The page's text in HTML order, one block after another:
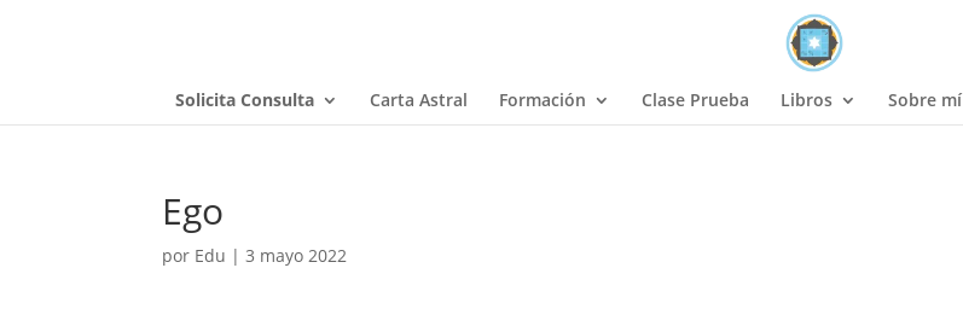
Solicita Consulta Carta Astral Formación Clase Prueba Libros Sobre mí
Ego
por Edu |3 mayo 2022